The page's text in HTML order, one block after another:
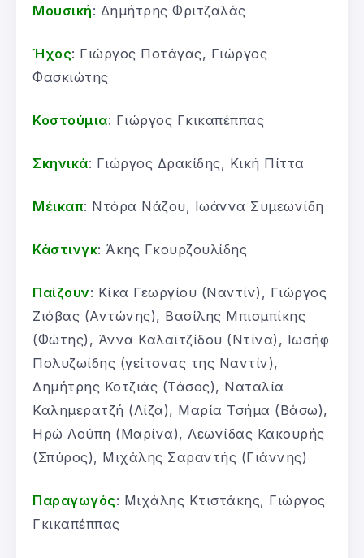
Μουσική: Δημήτρης Φριτζαλάς
Ήχος: Γιώργος Ποτάγας, Γιώργος
Φασκιώτης
Κοστούμια: Γιώργος Γκικαπέππας
Σκηνικά: Γιώργος Δρακίδης, Κική Πίττα
Μέικαπ: Ντόρα Νάζου, Ιωάννα Συμεωνίδη
Κάστινγκ: Άκης Γκουρζουλίδης
Παίζουν: Κίκα Γεωργίου (Ναντίν), Γιώργος
Ζιόβας (Αντώνης), Βασίλης Μπισμπίκης
(Φώτης), Άννα Καλαϊτζίδου (Ντίνα), Ιωσήφ
Πολυζωίδης (γείτονας της Ναντίν),
Δημήτρης Κοτζιάς (Τάσος), Ναταλία
Καλημερατζή (Λίζα), Μαρία Τσήμα (Βάσω),
Ηρώ Λούπη (Μαρίνα), Λεωνίδας Κακουρής
(Σπύρος), Μιχάλης Σαραντής (Γιάννης)
Παραγωγός: Μιχάλης Κτιστάκης, Γιώργος
Γκικαπέππας